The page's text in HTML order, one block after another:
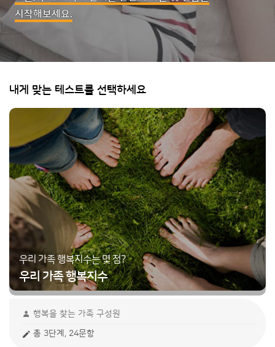
시작해보세요.
내게 맞는 테스트를 선택하세요
우리 가족 행복지수는 몇 점?
우리 가족 행복지수
행복을 찾는 가족 구성원
총 3단계, 24문항